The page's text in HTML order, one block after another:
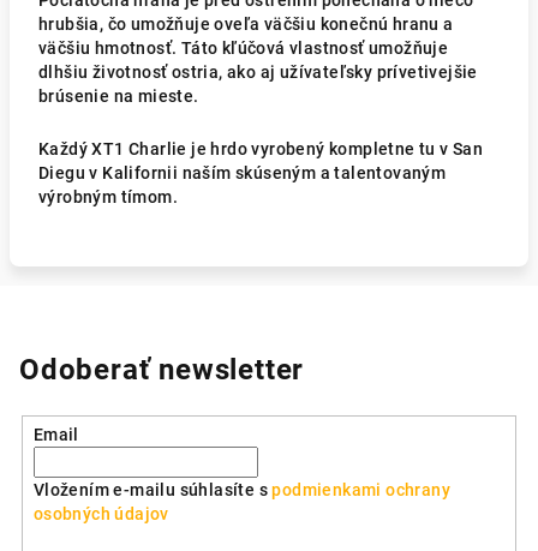
hrubšia, čo umožňuje oveľa väčšiu konečnú hranu a
väčšiu hmotnosť. Táto kľúčová vlastnosť umožňuje
dlhšiu životnosť ostria, ako aj užívateľsky prívetivejšie
brúsenie na mieste.
Každý XT1 Charlie je hrdo vyrobený kompletne tu v San
Diegu v Kalifornii naším skúseným a talentovaným
výrobným tímom.
Odoberať newsletter
Email
Vložením e-mailu súhlasíte spodmienkami ochrany
osobných údajov